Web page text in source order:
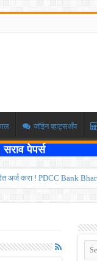
जॉईन व्हाट्सअँप
सराव पेपर्स
अर्ज करा ! PDCC Bank